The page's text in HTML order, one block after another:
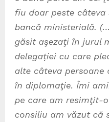
fiu doar peste
bancă ministerială.
găsit aşezaţi în jurul
delegaṭiei cu care
alte câteva
în diplomaţie. Îmi
pe care am resimţit-
consiliu am văzut că